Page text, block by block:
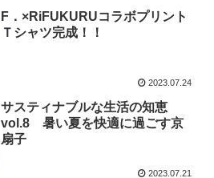
F．×RiFUKURUコラボプリント
Ｔシャツ完成！！
2023.07.24
サスティナブルな生活の知恵
vol.8 暑い夏を快適に過ごす京
扇子
2023.07.21